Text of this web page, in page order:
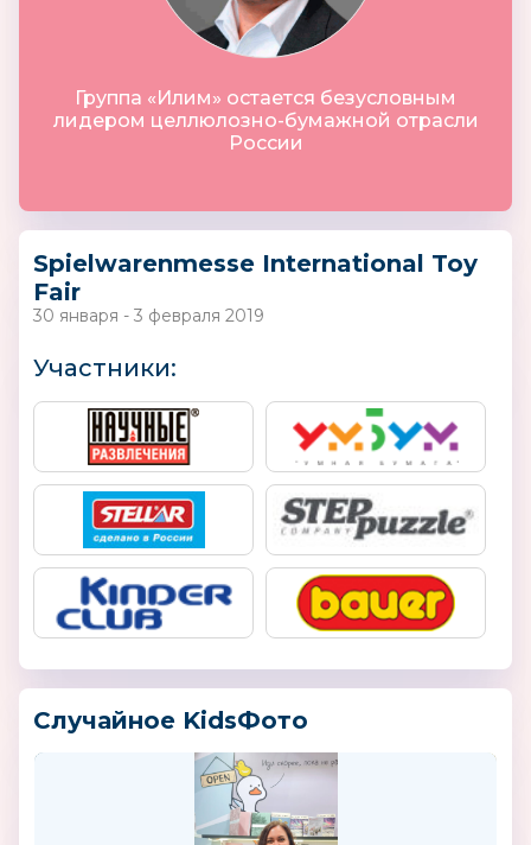
Группа «Илим» остается безусловным
лидером целлюлозно-бумажной отрасли
России
Spielwarenmesse International Toy
Fair
30 января - 3 февраля 2019
Участники:
Случайное KidsФото